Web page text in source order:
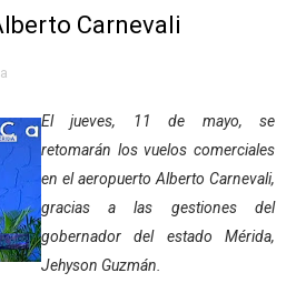
taller gratuito de electrónica
Lacto grado para promover el
de seguridad ciudadana
económico con taller de
e impulsa la economía
Carnevali
El jueves, 11 de mayo, se
retomarán los vuelos comerciales
en el aeropuerto Alberto Carnevali,
gracias a las gestiones del
gobernador del estado Mérida,
Jehyson Guzmán.